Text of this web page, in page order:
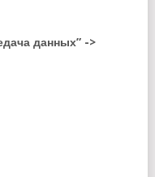
данных” ->